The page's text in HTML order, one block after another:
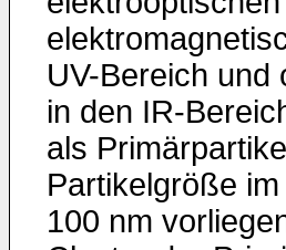
UV-Bereich und
in den IR-
als
Partikelgröße
100 nm